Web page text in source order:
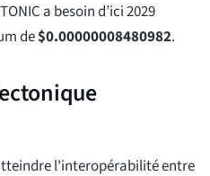
a besoin d’ici 2029
de$0.00000008480982.
l'interopérabilité entre